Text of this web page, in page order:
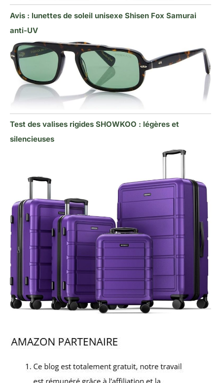
Avis : lunettes de soleil unisexe Shisen Fox Samurai
anti-UV
Test des valises rigides SHOWKOO : légères et
silencieuses